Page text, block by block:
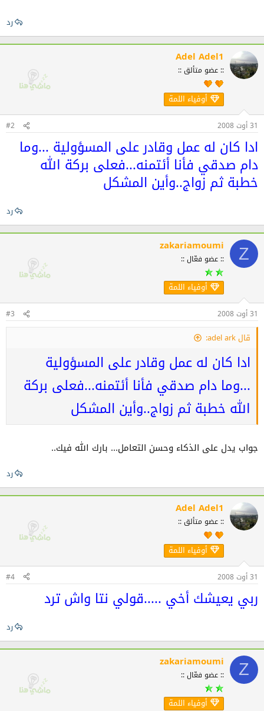
رد
Adel Adel1
:: عضو متألق ::
أوفياء اللمة
31 أوت 2008 #2
ادا كان له عمل وقادر على المسؤولية ...وما
دام صدقي فأنا أئتمنه...فعلى بركة الله
خطبة ثم زواج..وأين المشكل
رد
Z
zakariamoumi
:: عضو فعّال ::
أوفياء اللمة
31 أوت 2008 #3
قال adel ark:
ادا كان له عمل وقادر على المسؤولية
...وما دام صدقي فأنا أئتمنه...فعلى بركة
الله خطبة ثم زواج..وأين المشكل
جواب يدل على الذكاء وحسن التعامل... بارك الله فيك..
رد
Adel Adel1
:: عضو متألق ::
أوفياء اللمة
31 أوت 2008 #4
ربي يعيشك أخي .....قولي نتا واش ترد
رد
Z
zakariamoumi
:: عضو فعّال ::
أوفياء اللمة